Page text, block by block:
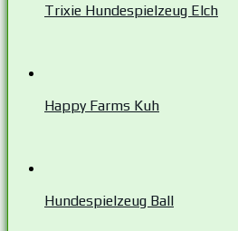
Trixie Hundespielzeug Elch
Happy Farms Kuh
Hundespielzeug Ball